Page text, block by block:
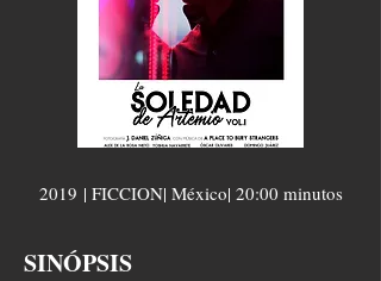
2019 | FICCION| México| 20:00 minutos
SINÓPSIS